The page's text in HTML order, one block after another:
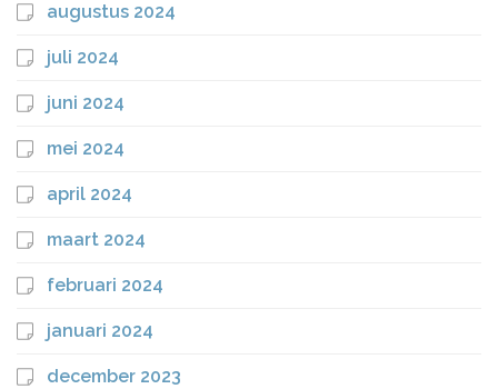
augustus 2024
juli 2024
juni 2024
mei 2024
april 2024
maart 2024
februari 2024
januari 2024
december 2023